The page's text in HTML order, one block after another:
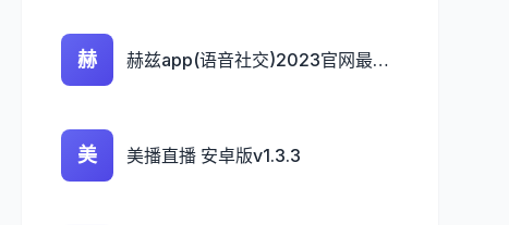
赫 赫兹app(语音社交)2023官网最新版 v4.1.4.1
美 美播直播 安卓版v1.3.3